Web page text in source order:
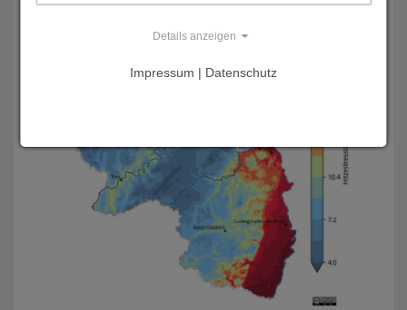
Details anzeigen
Impressum | Datenschutz